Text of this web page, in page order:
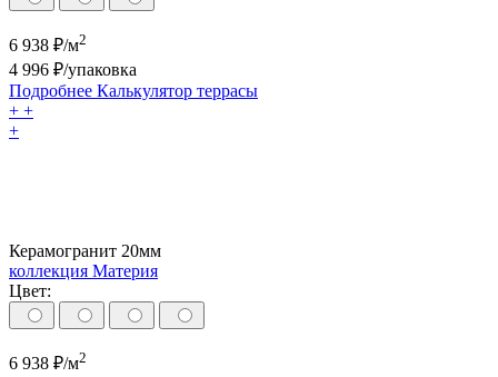
6 938 ₽/м2
4 996 ₽/упаковка
Подробнее Калькулятор террасы
+ +
+
Керамогранит 20мм
коллекция Материя
Цвет:
6 938 ₽/м2